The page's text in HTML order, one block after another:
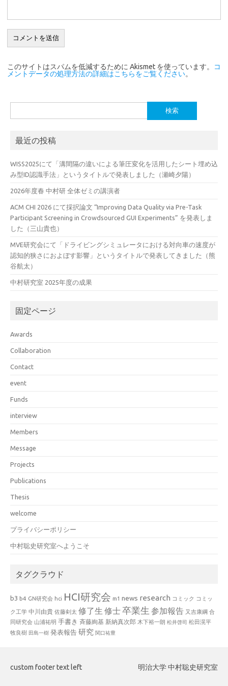
このサイトはスパムを低減するために Akismet を使っています。
コ
メントデータの処理方法の詳細はこちらをご覧ください。
索:
最近の投稿
WISS2025にて「溝間隔の違いによる筆圧変化を活用したシート埋め込
み型ID認識手法」というタイトルで発表しました（瀬崎夕陽）
2026年度春 中村研 全体ゼミの講演者
ACM CHI 2026 にて採択論文 “Improving Data Quality via Pre-Task
Participant Screening in Crowdsourced GUI Experiments” を発表しま
した（三山貴也）
MVE研究会にて「ドライビングシミュレータにおける対向車の速度が
認知的狭さにおよぼす影響」というタイトルで発表してきました（熊
谷航太）
中村研究室 2025年度の成果
固定ページ
Awards
Collaboration
Contact
event
Funds
interview
Members
Message
Projects
Publications
Thesis
welcome
プライバシーポリシー
中村聡史研究室へようこそ
タグクラウド
b3 b4 GN研究会 hci HCI研究会 m1 news research コミック コミッ
ク工学 中川由貴 佐藤剣太 修了生 修士卒業生 参加報告 又吉康綱 合
同研究会 山浦祐明 手書き 斉藤絢基 新納真次郎 木下裕一朗 松井啓司 松田滉平
牧良樹 田島一樹 発表報告 研究 関口祐豊
custom footer text left 明治大学 中村聡史研究室